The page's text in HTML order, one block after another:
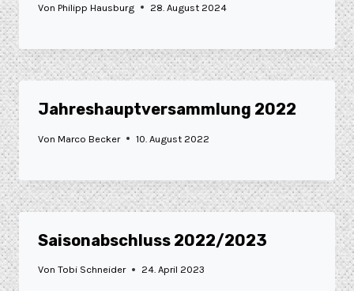
Von Philipp Hausburg 28. August 2024
Jahreshauptversammlung 2022
Von Marco Becker 10. August 2022
Saisonabschluss 2022/2023
Von Tobi Schneider 24. April 2023